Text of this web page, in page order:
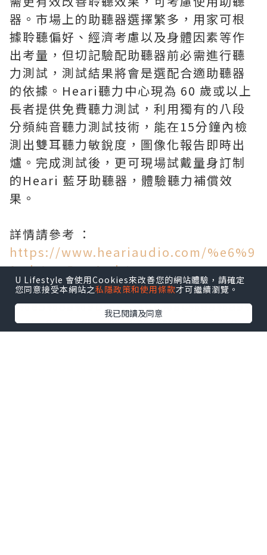
器。市場上的助聽器選擇繁多，用家可根
據聆聽偏好、經濟考慮以及身體因素等作
出考量，但切記驗配助聽器前必需進行聽
力測試，測試結果將會是選配合適助聽器
的依據。Heari聽力中心現為 60 歲或以上
長者提供免費聽力測試，利用獨有的八段
分頻純音聽力測試技術，能在15分鐘內檢
測出雙耳聽力敏銳度，圖像化報告即時出
爐。完成測試後，更可現場試戴量身訂制
的Heari 藍牙助聽器，體驗聽力補償效
果。
詳情請參考 ：
https://www.heariaudio.com/%e6%9
9%b4%e5%a0%b1-
%e6%8e%a8%e5%8b%95%e8%81%b
d%e5%8a%9b%e6%b8%ac%e8%a9%
a6%e6%99%ae%e5%8f%8a%e5%8c
U Lifestyle 會使用Cookies來改善您的網站體驗，請確定
您同意接受本網站之私隱政策和使用條款才可繼續瀏覽。
我已閱讀及同意